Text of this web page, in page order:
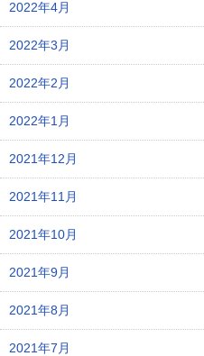
2022年4月
2022年3月
2022年2月
2022年1月
2021年12月
2021年11月
2021年10月
2021年9月
2021年8月
2021年7月